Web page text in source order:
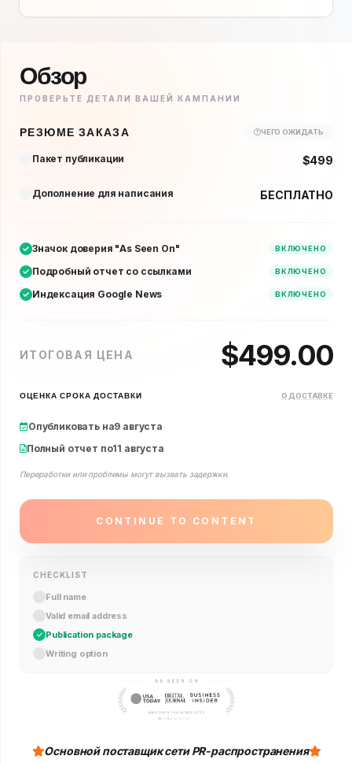
Обзор
ПРОВЕРЬТЕ ДЕТАЛИ ВАШЕЙ КАМПАНИИ
РЕЗЮМЕ ЗАКАЗА ЧЕГО ОЖИДАТЬ
Пакет публикации $499
Дополнение для написания БЕСПЛАТНО
Значок доверия "As Seen On" ВКЛЮЧЕНО
Подробный отчет со ссылками ВКЛЮЧЕНО
Индексация Google News ВКЛЮЧЕНО
ИТОГОВАЯ ЦЕНА $499.00
ОЦЕНКА СРОКА ДОСТАВКИ О ДОСТАВКЕ
Опубликовать на9 августа
Полный отчет по11 августа
Переработки или проблемы могут вызвать задержки.
CONTINUE TO CONTENT
CHECKLIST
Full name
Valid email address
Publication package
Writing option
Основной поставщик сети PR-распространения